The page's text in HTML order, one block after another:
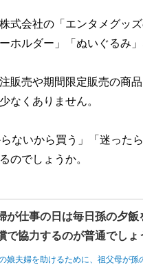
式会社の「エンタメグッ
ホルダー」「ぬいぐるみ
販売や期間限定販売の商
なくありません。
ないから買う」「迷った
のでしょうか。
が仕事の日は毎日孫の夕
で協力するのが普通でしょ
娘夫婦を助けるために、祖父母が